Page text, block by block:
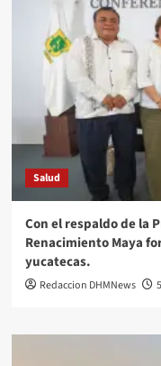
Salud
Con el respaldo de la
Renacimiento Maya
yucatecas.
Redaccion DHMNews